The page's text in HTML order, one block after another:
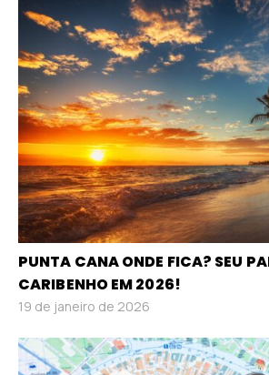
PUNTA CANA ONDE FICA? SEU
CARIBENHO EM 2026!
19 de janeiro de 2026